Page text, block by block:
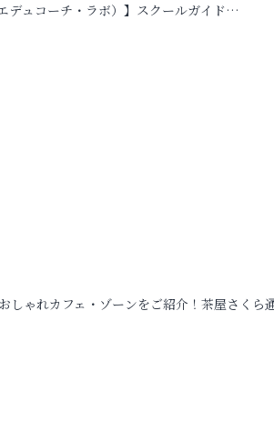
デュコーチ・ラボ）】スクールガイド…
しゃれカフェ・ゾーンをご紹介！茶屋さくら